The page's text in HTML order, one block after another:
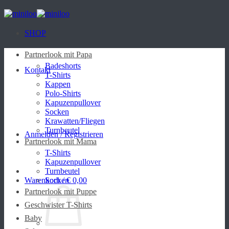
Zum
Inhalt
SHOP
Kontakt
Anmelden / Registrieren
Warenkorb /€ 0,00
Partnerlook mit Papa
Badeshorts
T-Shirts
Kappen
Polo-Shirts
Kapuzenpullover
Socken
Krawatten/Fliegen
Turnbeutel
Partnerlook mit Mama
T-Shirts
Kapuzenpullover
Turnbeutel
Socken
Partnerlook mit Puppe
Geschwister T-Shirts
Baby